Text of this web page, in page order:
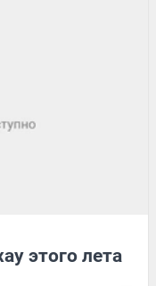
этого лета